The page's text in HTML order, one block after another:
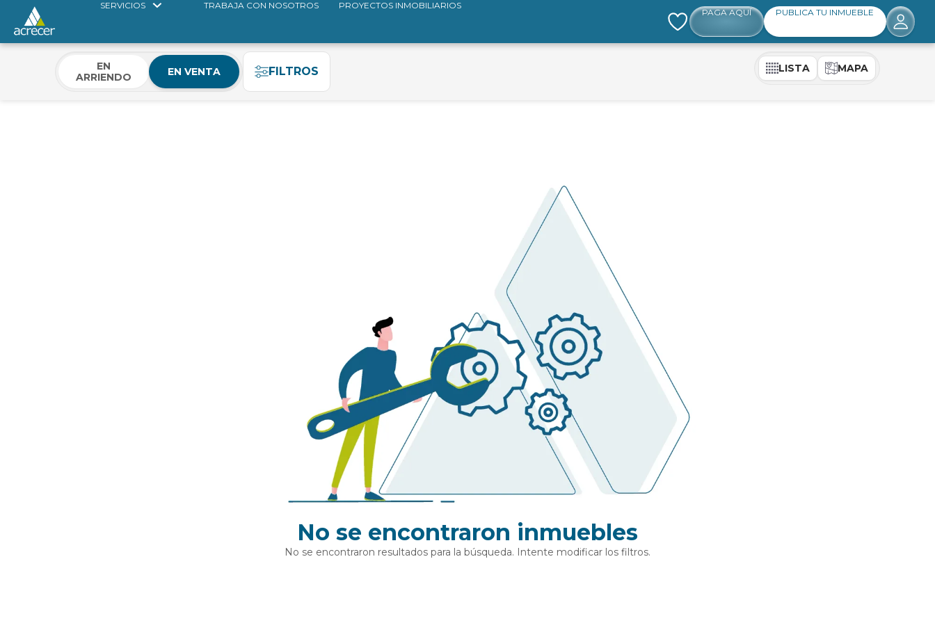
SERVICIOS TRABAJA CON NOSOTROS PROYECTOS INMOBILIARIOS
PAGA AQUÍ PUBLICA TU INMUEBLE
EN
ARRIENDO
EN VENTA FILTROS LISTA MAPA
No se encontraron inmuebles
No se encontraron resultados para la búsqueda. Intente modificar los filtros.